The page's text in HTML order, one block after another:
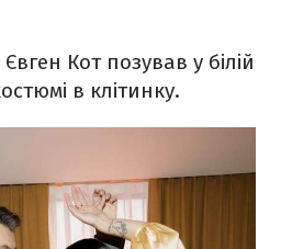
Кот позував у білій
в клітинку.